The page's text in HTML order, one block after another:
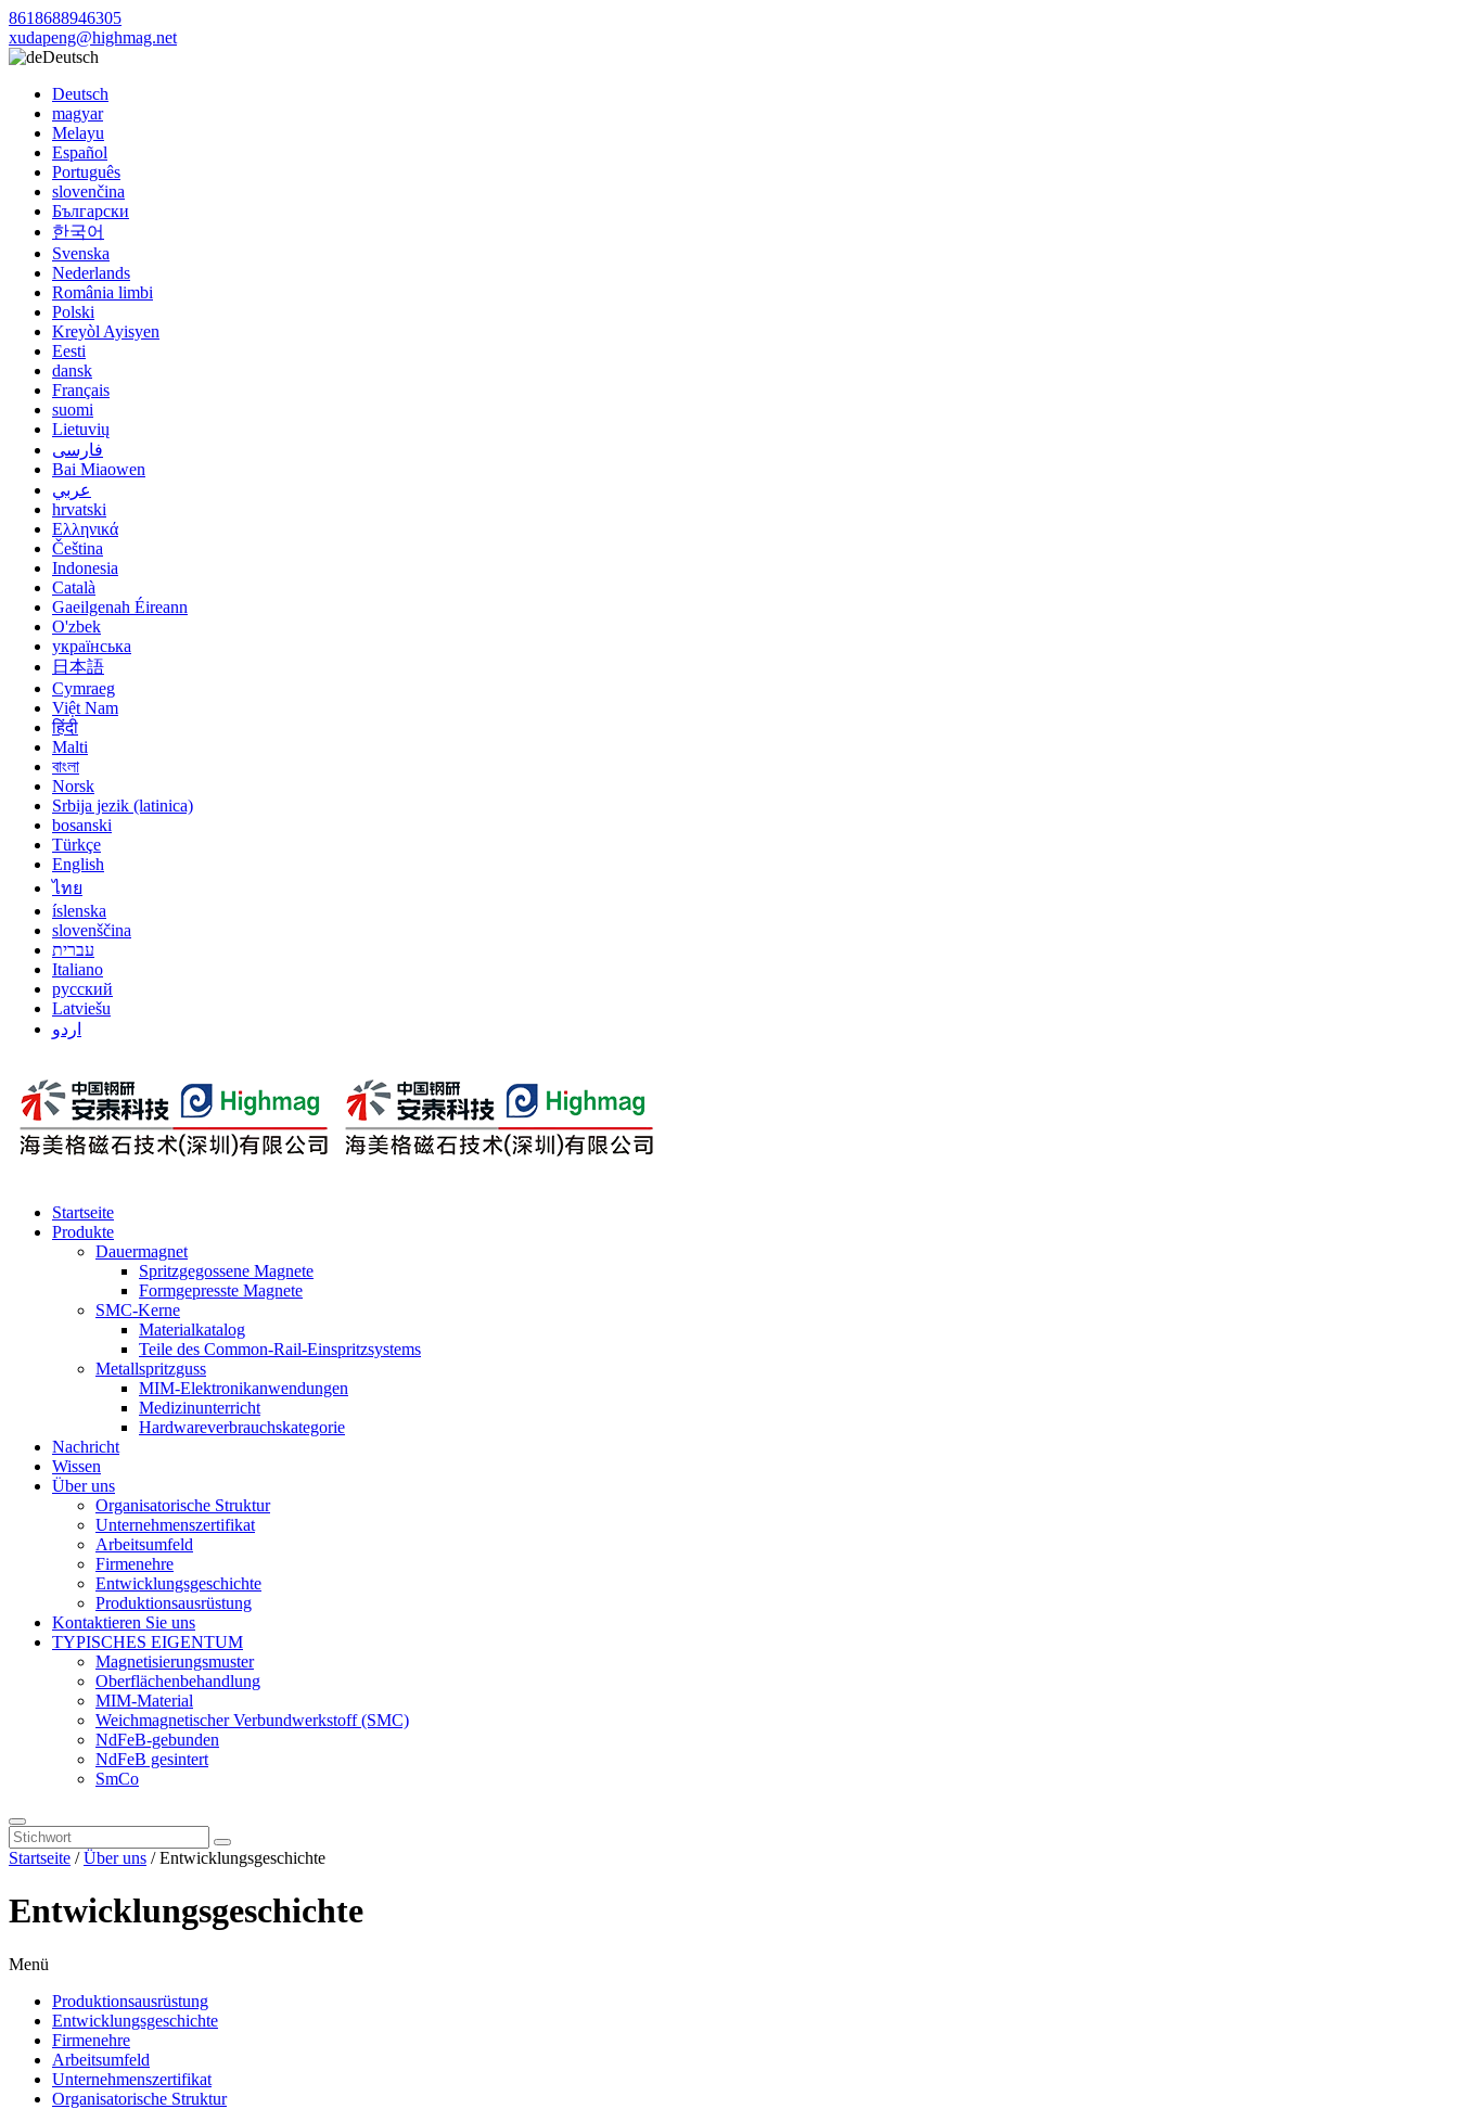
8618688946305
xudapeng@highmag.net
Deutsch
Deutsch
magyar
Melayu
Español
Português
slovenčina
Български
한국어
Svenska
Nederlands
România limbi
Polski
Kreyòl Ayisyen
Eesti
dansk
Français
suomi
Lietuvių
فارسی
Bai Miaowen
عربي
hrvatski
Ελληνικά
Čeština
Indonesia
Català
Gaeilgenah Éireann
O'zbek
українська
日本語
Cymraeg
Việt Nam
हिंदी
Malti
বাংলা
Norsk
Srbija jezik (latinica)
bosanski
Türkçe
English
ไทย
íslenska
slovenščina
עברית
Italiano
русский
Latviešu
اردو
Startseite
Produkte
Dauermagnet
Spritzgegossene Magnete
Formgepresste Magnete
SMC-Kerne
Materialkatalog
Teile des Common-Rail-Einspritzsystems
Metallspritzguss
MIM-Elektronikanwendungen
Medizinunterricht
Hardwareverbrauchskategorie
Nachricht
Wissen
Über uns
Organisatorische Struktur
Unternehmenszertifikat
Arbeitsumfeld
Firmenehre
Entwicklungsgeschichte
Produktionsausrüstung
Kontaktieren Sie uns
TYPISCHES EIGENTUM
Magnetisierungsmuster
Oberflächenbehandlung
MIM-Material
Weichmagnetischer Verbundwerkstoff (SMC)
NdFeB-gebunden
NdFeB gesintert
SmCo
Startseite /Über uns / Entwicklungsgeschichte
Entwicklungsgeschichte
Menü
Produktionsausrüstung
Entwicklungsgeschichte
Firmenehre
Arbeitsumfeld
Unternehmenszertifikat
Organisatorische Struktur